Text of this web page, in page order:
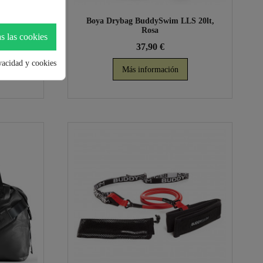
Boya Drybag BuddySwim LLS 20lt,
Rosa
37,90 €
Más información
las cookies
y cookies